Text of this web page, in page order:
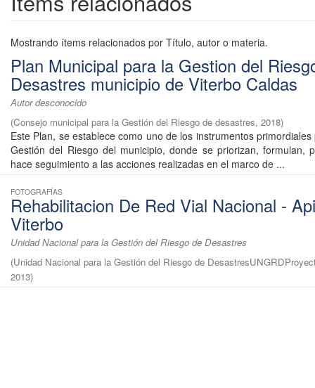
Mostrando ítems relacionados por Título, autor o materia.
Plan Municipal para la Gestion del
Desastres municipio de Viterbo Caldas
Autor desconocido
(Consejo municipal para la Gestión del Riesgo de desastres, 2018)
Este Plan, se establece como uno de los instrumentos
Gestión del Riesgo del municipio, donde se priorizan, formulan,
hace seguimiento a las acciones realizadas en el marco de ...
FOTOGRAFÍAS
Rehabilitacion De Red Vial Nacional -
Viterbo
Unidad Nacional para la Gestión del Riesgo de Desastres
(Unidad Nacional para la Gestión del Riesgo de
2013)